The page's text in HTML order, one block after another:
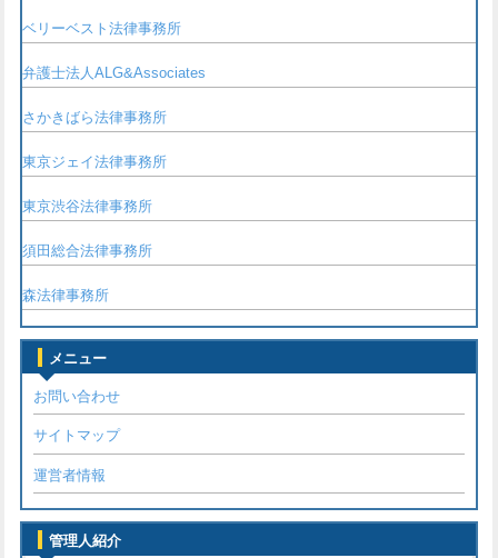
ベリーベスト法律事務所
弁護士法人ALG&Associates
さかきばら法律事務所
東京ジェイ法律事務所
東京渋谷法律事務所
須田総合法律事務所
森法律事務所
メニュー
お問い合わせ
サイトマップ
運営者情報
管理人紹介